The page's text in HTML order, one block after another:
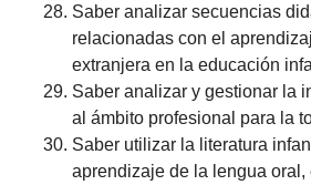
Saber analizar secuencias
relacionadas con el
extranjera en la educación
Saber analizar y gestionar la
al ámbito profesional para la
Saber utilizar la literatura
aprendizaje de la lengua oral,